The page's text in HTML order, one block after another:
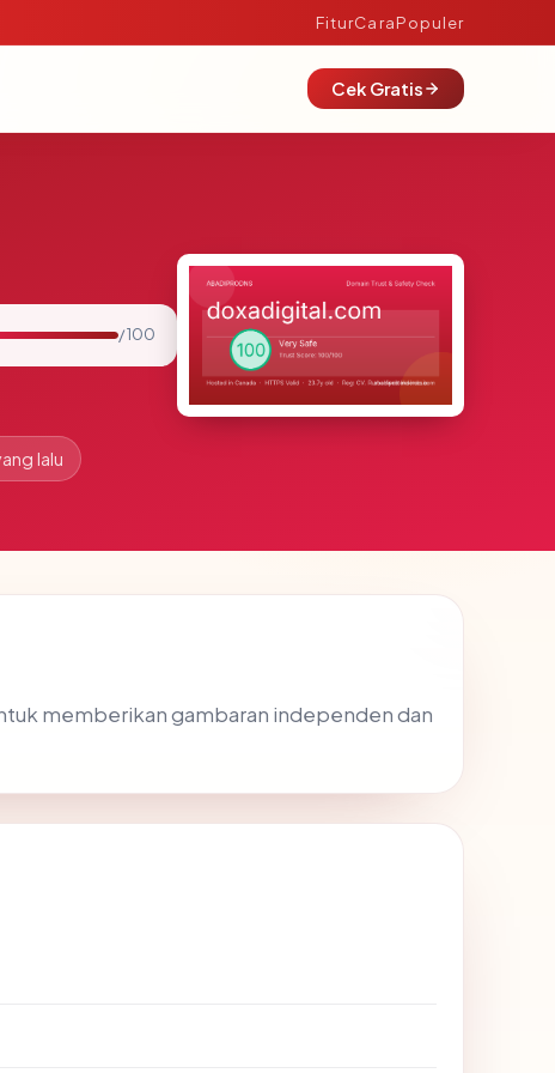
FiturCaraPopuler
Cek Gratis
/ 100
lalu
memberikan gambaran independen dan